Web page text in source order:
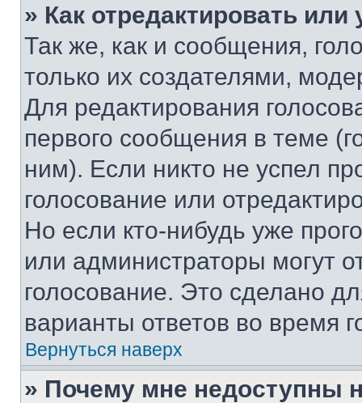
» Как отредактировать
Так же, как и сообщения,
только их создателями,
Для редактирования
первого сообщения в теме
ним). Если никто не успел
голосование или
Но если кто-нибудь уже
или администраторы могут
голосование. Это сделано
варианты ответов во время
Вернуться наверх
» Почему мне недоступны